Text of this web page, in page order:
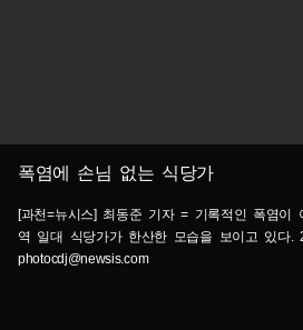
폭염에 손님 없는 식당가
[과천=뉴시스] 최동준 기자 = 기록적인 폭염
역 일대 식당가가 한산한 모습을 보이고 있다.
photocdj@newsis.com